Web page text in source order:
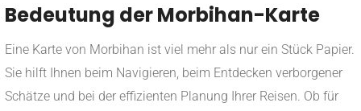
Bedeutung der Morbihan-Karte
Eine Karte von Morbihan ist viel mehr als nur ein Stück Papier.
Sie hilft Ihnen beim Navigieren, beim Entdecken verborgener
Schätze und bei der effizienten Planung Ihrer Reisen. Ob für